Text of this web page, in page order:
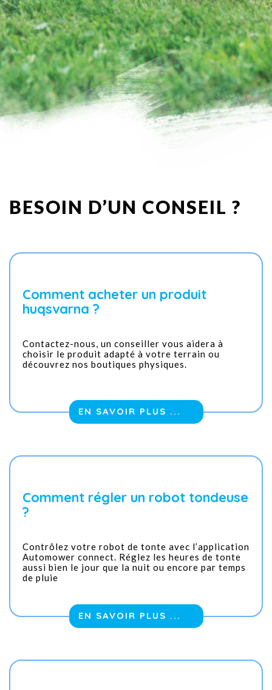
BESOIN D’UN CONSEIL ?
Comment acheter un produit
huqsvarna ?
Contactez-nous, un conseiller vous aidera à
choisir le produit adapté à votre terrain ou
découvrez nos boutiques physiques.
EN SAVOIR PLUS ...
Comment régler un robot tondeuse
?
Contrôlez votre robot de tonte avec l’application
Automower connect. Réglez les heures de tonte
aussi bien le jour que la nuit ou encore par temps
de pluie
EN SAVOIR PLUS ...